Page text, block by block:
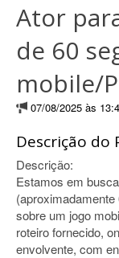
Ator
de 60
mobile/
07/08/2025 às
Descrição do
Descrição:
Estamos em
sobre um jogo
roteiro fornecido,
envolvente, com